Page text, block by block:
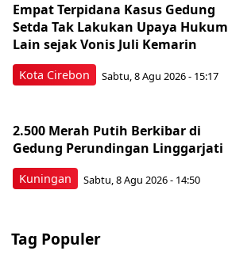
Kota Cirebon
Empat Terpidana Kasus Gedung
Setda Tak Lakukan Upaya Hukum
Lain sejak Vonis Juli Kemarin
Sabtu, 8 Agu 2026 - 15:17
Kuningan
2.500 Merah Putih Berkibar di
Gedung Perundingan Linggarjati
Sabtu, 8 Agu 2026 - 14:50
Tag Populer